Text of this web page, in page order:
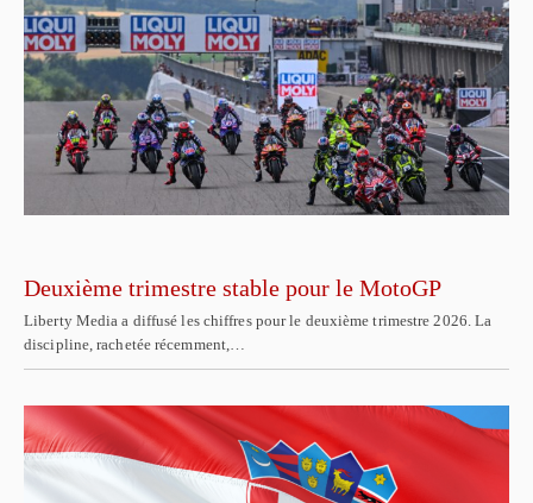
Deuxième trimestre stable pour le MotoGP
Liberty Media a diffusé les chiffres pour le deuxième trimestre 2026. La
discipline, rachetée récemment,…